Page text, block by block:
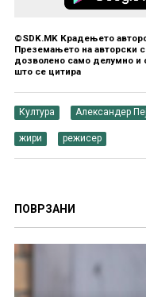
©SDK.MK Крадењето
Преземањето на авторски
дозволено само делумно и
што се цитира
Култура Александер
жири режисер
ПОВРЗАНИ